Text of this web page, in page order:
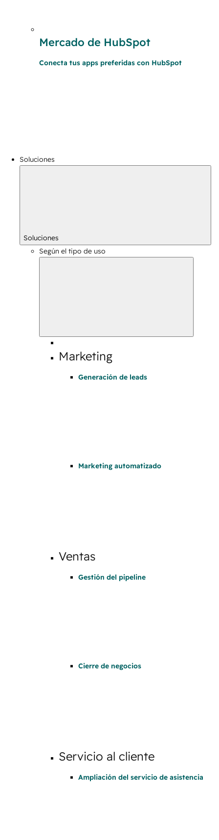
Mercado de HubSpot
Conecta tus apps preferidas con HubSpot
Soluciones
Soluciones
Según el tipo de uso
Marketing
Generación de leads
Marketing automatizado
Ventas
Gestión del pipeline
Cierre de negocios
Servicio al cliente
Ampliación del servicio de asistencia